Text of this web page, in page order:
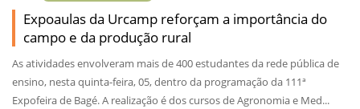
Expoaulas da Urcamp reforçam a importância do
campo e da produção rural
As atividades envolveram mais de 400 estudantes da rede pública de
ensino, nesta quinta-feira, 05, dentro da programação da 111ª
Expofeira de Bagé. A realização é dos cursos de Agronomia e Med...